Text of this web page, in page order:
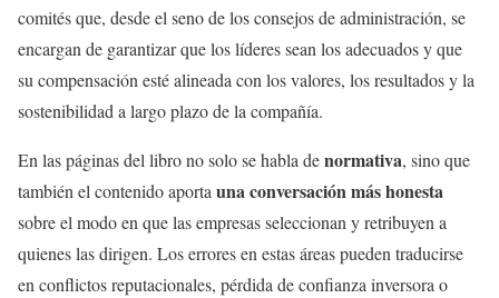
comités que, desde el seno de los consejos de administración, se
encargan de garantizar que los líderes sean los adecuados y que
su compensación esté alineada con los valores, los resultados y la
sostenibilidad a largo plazo de la compañía.
En las páginas del libro no solo se habla denormativa, sino que
también el contenido aporta una conversación más honesta
sobre el modo en que las empresas seleccionan y retribuyen a
quienes las dirigen. Los errores en estas áreas pueden traducirse
en conflictos reputacionales, pérdida de confianza inversora o